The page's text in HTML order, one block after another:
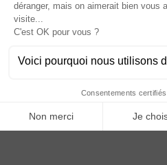
BECOME AN
Anoq benefits from financial